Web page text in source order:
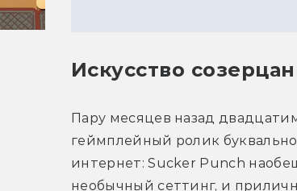
Искусство
Пару месяцев назад
геймплейный ролик буквально
интернет: Sucker Punch
необычный сеттинг, и